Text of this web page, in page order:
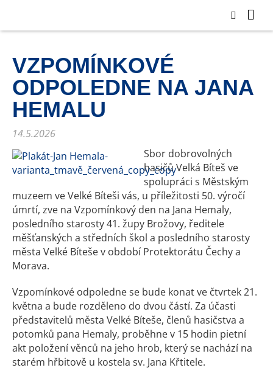
VZPOMÍNKOVÉ
ODPOLEDNE NA JANA
HEMALU
14.5.2026
Sbor dobrovolných
hasičů Velká Bíteš ve
spolupráci s Městským
muzeem ve Velké Bíteši vás, u příležitosti 50. výročí
úmrtí, zve na Vzpomínkový den na Jana Hemaly,
posledního starosty 41. župy Brožovy, ředitele
měšťanských a středních škol a posledního starosty
města Velké Bíteše v období Protektorátu Čechy a
Morava.
Vzpomínkové odpoledne se bude konat ve čtvrtek 21.
května a bude rozděleno do dvou částí. Za účasti
představitelů města Velké Bíteše, členů hasičstva a
potomků pana Hemaly, proběhne v 15 hodin pietní
akt položení věnců na jeho hrob, který se nachází na
starém hřbitově u kostela sv. Jana Křtitele.